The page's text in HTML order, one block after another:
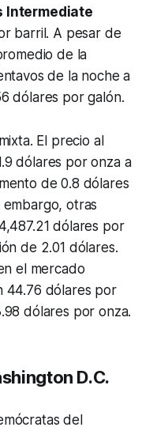
Intermediate
barril. A pesar de
de la
de la noche a
dólares por galón.
El precio al
dólares por onza a
de 0.8 dólares
otras
dólares por
de 2.01 dólares.
el mercado
44.76 dólares por
dólares por onza.
D.C.
del